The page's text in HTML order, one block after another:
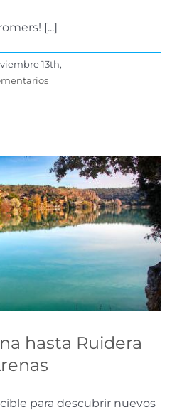
[...]
13th,
hasta
con Quique
Concursos
hasta Ruidera
para descubrir nuevos